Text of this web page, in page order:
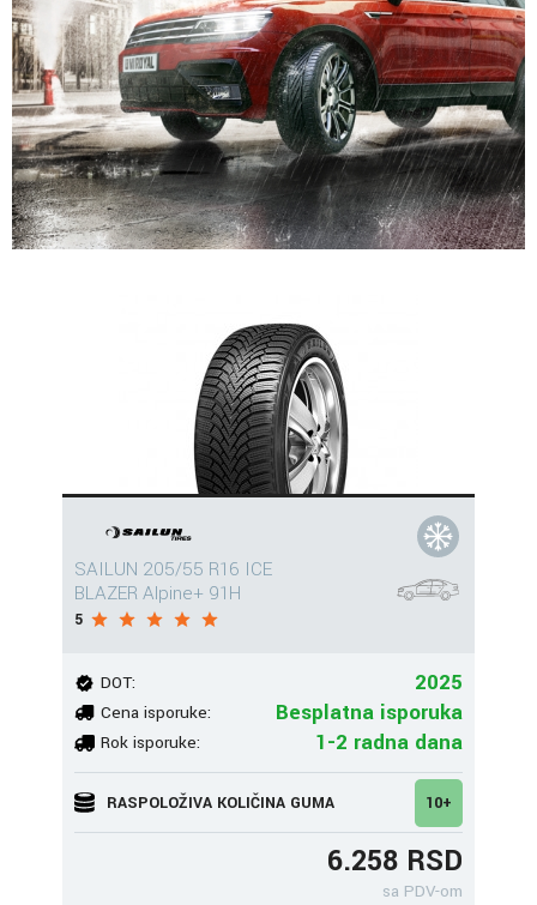
SAILUN 205/55 R16 ICE
BLAZER Alpine+ 91H
5
DOT: 2025
Cena isporuke: Besplatna isporuka
Rok isporuke: 1-2 radna dana
RASPOLOŽIVA KOLIČINA GUMA 10+
6.258 RSD
sa PDV-om